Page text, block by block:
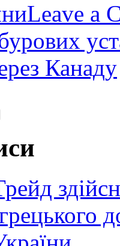
Leave a
Канаду